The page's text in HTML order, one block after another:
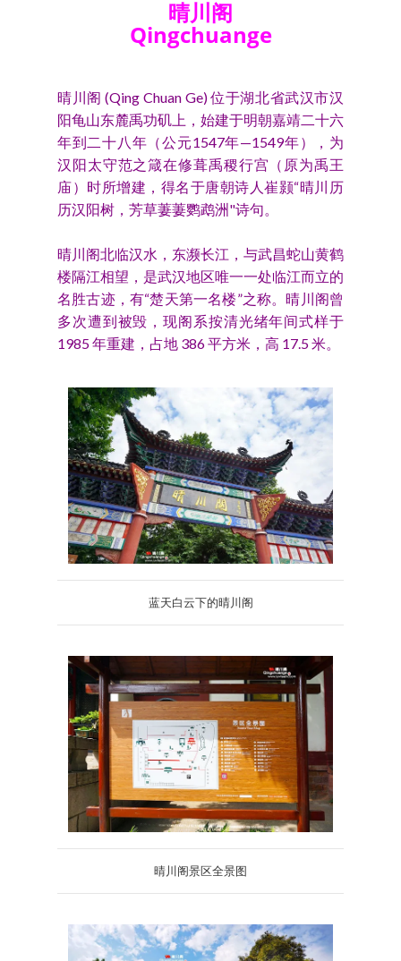
晴川阁
Qingchuange
晴川阁 (Qing Chuan Ge) 位于湖北省武汉市汉
阳龟山东麓禹功矶上，始建于明朝嘉靖二十六
年到二十八年（公元1547年—1549年），为
汉阳太守范之箴在修葺禹稷行宫（原为禹王
庙）时所增建，得名于唐朝诗人崔颢“晴川历
历汉阳树，芳草萋萋鹦鹉洲"诗句。
晴川阁北临汉水，东濒长江，与武昌蛇山黄鹤
楼隔江相望，是武汉地区唯一一处临江而立的
名胜古迹，有“楚天第一名楼”之称。晴川阁曾
多次遭到被毁，现阁系按清光绪年间式样于
1985 年重建，占地 386 平方米，高 17.5 米。
蓝天白云下的晴川阁
晴川阁景区全景图